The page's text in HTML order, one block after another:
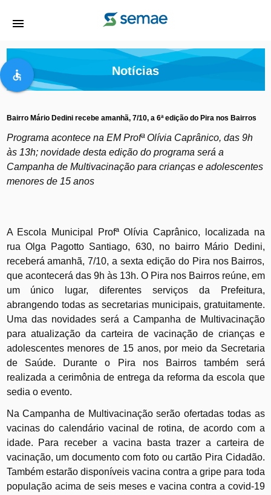
menu
accessible Notícias
Bairro Mário Dedini recebe amanhã, 7/10, a 6ª edição do Pira nos Bairros
Programa acontece na EM Profª Olívia Caprânico, das 9h
às 13h; novidade desta edição do programa será a
Campanha de Multivacinação para crianças e adolescentes
menores de 15 anos
A Escola Municipal Profª Olívia Caprânico, localizada na
rua Olga Pagotto Santiago, 630, no bairro Mário Dedini,
receberá amanhã, 7/10, a sexta edição do Pira nos Bairros,
que acontecerá das 9h às 13h. O Pira nos Bairros reúne, em
um único lugar, diferentes serviços da Prefeitura,
abrangendo todas as secretarias municipais, gratuitamente.
Uma das novidades será a Campanha de Multivacinação
para atualização da carteira de vacinação de crianças e
adolescentes menores de 15 anos, por meio da Secretaria
de Saúde. Durante o Pira nos Bairros também será
realizada a cerimônia de entrega da reforma da escola que
sedia o evento.
Na Campanha de Multivacinação serão ofertadas todas as
vacinas do calendário vacinal de rotina, de acordo com a
idade. Para receber a vacina basta trazer a carteira de
vacinação, um documento com foto ou cartão Pira Cidadão.
Também estarão disponíveis vacina contra a gripe para toda
população acima de seis meses e vacina contra a covid-19